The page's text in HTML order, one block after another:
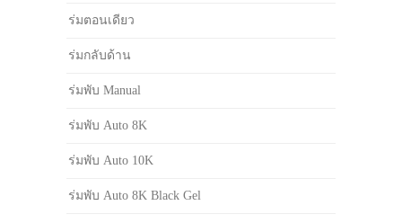
ร่มตอนเดียว
ร่มกลับด้าน
ร่มพับ Manual
ร่มพับ Auto 8K
ร่มพับ Auto 10K
ร่มพับ Auto 8K Black Gel